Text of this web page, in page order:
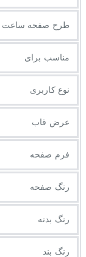
طرح صفحه ساعت
مناسب برای
نوع کاربری
عرض قاب
فرم صفحه
رنگ صفحه
رنگ بدنه
رنگ بند